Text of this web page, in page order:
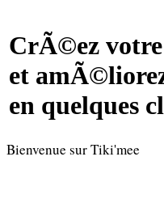
CrÃ©ez votre
et
en quelques
Bienvenue sur Tiki'mee